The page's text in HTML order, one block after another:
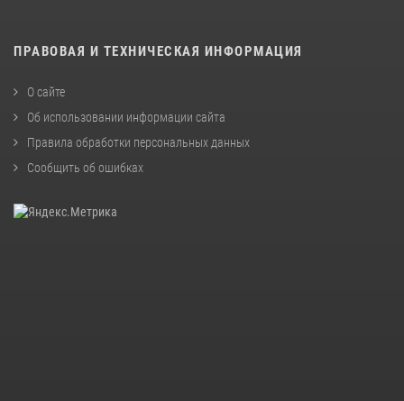
ПРАВОВАЯ И ТЕХНИЧЕСКАЯ ИНФОРМАЦИЯ
О сайте
Об использовании информации сайта
Правила обработки персональных данных
Сообщить об ошибках